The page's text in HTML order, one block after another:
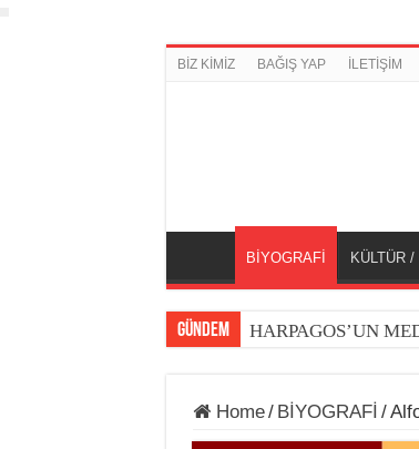
BİZ KİMİZ BAĞIŞ YAP İLETİŞİM
BİYOGRAFİ KÜLTÜR
GÜNDEM HARPAGOS’UN
Home/ BİYOGRAFİ /